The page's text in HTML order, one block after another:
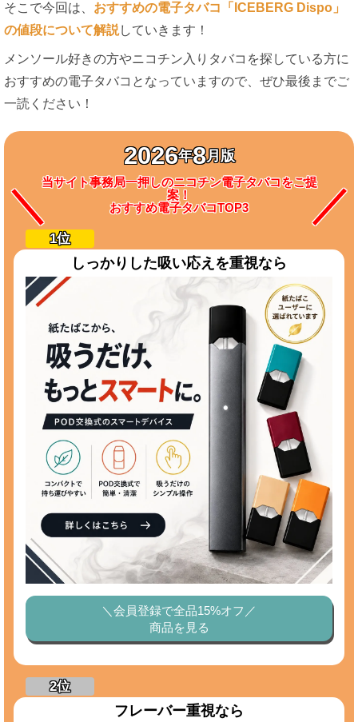
そこで今回は、 おすすめの電子タバコ「ICEBERG Dispo」
の値段について解説していきます！
メンソール好きの方やニコチン入りタバコを探している方に
おすすめの電子タバコとなっていますので、ぜひ最後までご
一読ください！
2026年8月版
当サイト事務局一押しのニコチン電子タバコをご提
案！
おすすめ電子タバコTOP3
しっかりした吸い応えを重視なら
＼会員登録で全品15%オフ／
商品を見る
フレーバー重視なら